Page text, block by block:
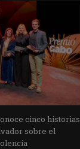
cinco historias
sobre el